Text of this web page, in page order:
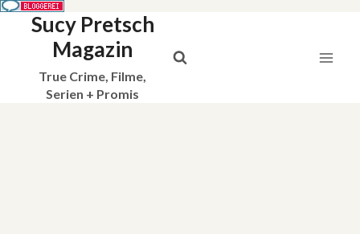
Sucy Pretsch
Magazin
True Crime, Filme,
Serien + Promis